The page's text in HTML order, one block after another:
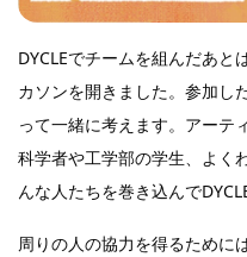
DYCLEでチームを組んだあと
カソンを開きました。参加し
って一緒に考えます。アーテ
科学者や工学部の学生、よく
んな人たちを巻き込んで
周りの人の協力を得るために